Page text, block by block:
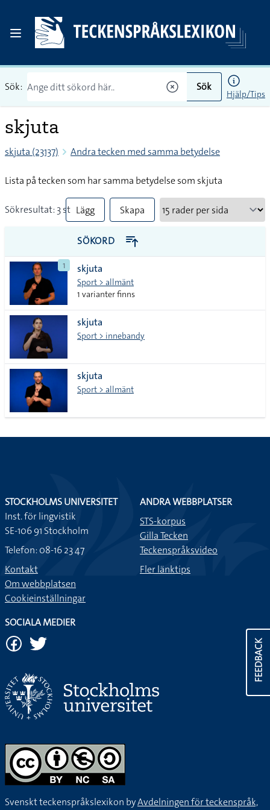
Sök: Sök
Hjälp/Tips
skjuta
skjuta (23137) Andra tecken med samma betydelse
Lista på tecken som har samma betydelse som skjuta
Sökresultat: 3 st Lägg
till
alla i
lista
Skapa
PDF
SÖKORD
1 skjuta
Sport > allmänt
1 varianter finns
skjuta
Sport > innebandy
skjuta
Sport > allmänt
FEEDBACK
STOCKHOLMS UNIVERSITET
Inst. för lingvistik
SE-106 91 Stockholm
Telefon: 08-16 23 47
Kontakt
Om webbplatsen
Cookieinställningar
ANDRA WEBBPLATSER
STS-korpus
Gilla Tecken
Teckenspråksvideo
Fler länktips
SOCIALA MEDIER
Svenskt teckenspråkslexikon byAvdelningen för teckenspråk,